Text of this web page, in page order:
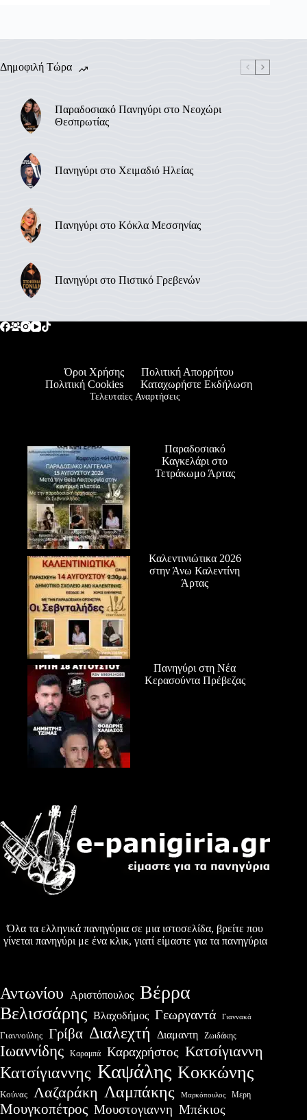
Δημοφιλή Τώρα
Παραδοσιακό Πανηγύρι στο Νεοχώρι
Θεσπρωτίας
Πανηγύρι στο Χειμαδιό Ηλείας
Πανηγύρι στο Κόκλα Μεσσηνίας
Πανηγύρι στο Πιστικό Γρεβενών
Όροι Χρήσης
Πολιτική Απορρήτου
Πολιτική Cookies
Καταχωρήστε Εκδήλωση
Τελευταίες Αναρτήσεις
Παραδοσιακό
Καγκελάρι στο
Τετράκωμο Άρτας
Καλεντινιώτικα 2026
στην Άνω Καλεντίνη
Άρτας
Πανηγύρι στη Νέα
Κερασούντα Πρέβεζας
Όλα τα ελληνικά πανηγύρια σε μια ιστοσελίδα, βρείτε που
γίνεται πανηγύρι με ένα κλικ, γιατί είμαστε για τα πανηγύρια
Αντωνίου Αριστόπουλος Βέρρα
Βελισσάρης Βλαχοδήμος Γεωργαντά Γιαννακά
Γιαννούλης Γρίβα Διαλεχτή Διαμαντη Ζωιδάκης
Ιωαννίδης Καραμπά Καραχρήστος Κατσίγιαννη
Κατσίγιαννης Καψάλης Κοκκώνης
Κούνας Λαζαράκη Λαμπάκης Μαρκόπουλος Μερη
Μουγκοπέτρος Μουστογιαννη Μπέκιος